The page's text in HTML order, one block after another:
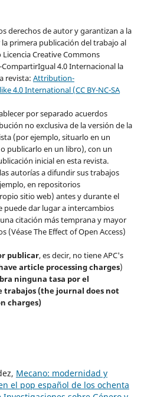
derechos de autor y garantizan a la
primera publicación del trabajo al
Creative Commons
4.0 Internacional la
revista: Attribution-
4.0 International (CC BY-NC-SA
por separado acuerdos
no exclusiva de la versión de la
(por ejemplo, situarlo en un
publicarlo en un libro), con un
inicial en esta revista.
autorías a difundir sus trabajos
en repositorios
sitio web) antes y durante el
puede dar lugar a intercambios
citación más temprana y mayor
(Véase The Effect of Open Access)
publicar, es decir, no tiene APC's
article processing charges)
ninguna tasa por el
trabajos (the journal does not
charges)
Mecano: modernidad y
el pop español de los ochenta